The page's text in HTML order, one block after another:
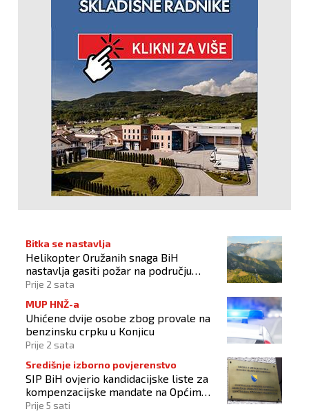
Bitka se nastavlja
Helikopter Oružanih snaga BiH
nastavlja gasiti požar na području
Konjica
Prije 2 sata
MUP HNŽ-a
Uhićene dvije osobe zbog provale na
benzinsku crpku u Konjicu
Prije 2 sata
Središnje izborno povjerenstvo
SIP BiH ovjerio kandidacijske liste za
kompenzacijske mandate na Općim
izborima 2026
Prije 5 sati